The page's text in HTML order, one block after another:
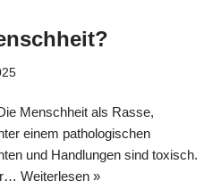
Menschheit als Rasse,
einem pathologischen
und Handlungen sind toxisch.
Weiterlesen »